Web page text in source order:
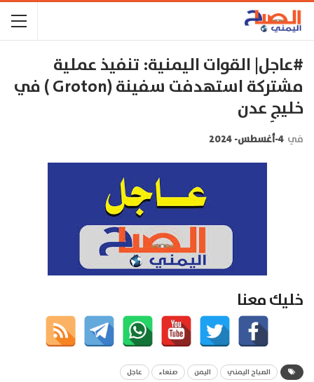
#عاجل| القوات اليمنية: تنفيذ عملية
مشتركة استهدفت سفينة (Groton ) في
خليجِ عدن
في 4-أغسطس- 2024
خليك معنا
الصباح اليمني اليمن صنعاء عاجل